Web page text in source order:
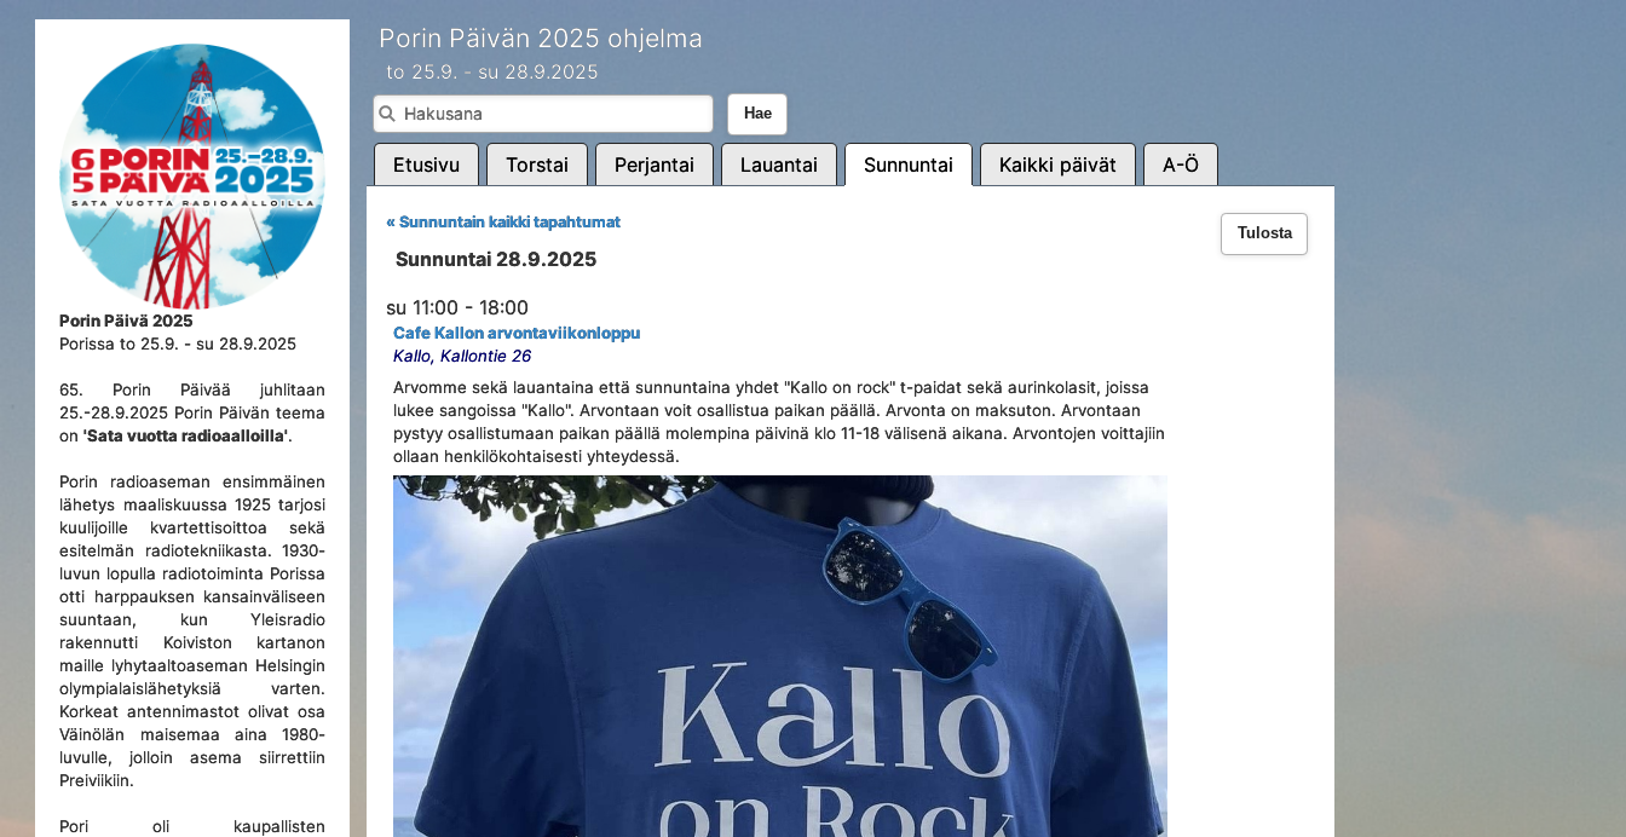
Porin Päivä 2025
Porissa to 25.9. - su 28.9.2025
65. Porin Päivää juhlitaan
25.-28.9.2025 Porin Päivän teema
on'Sata vuotta radioaalloilla'.
Porin radioaseman ensimmäinen
lähetys maaliskuussa 1925 tarjosi
kuulijoille kvartettisoittoa sekä
esitelmän radiotekniikasta. 1930-
luvun lopulla radiotoiminta Porissa
otti harppauksen kansainväliseen
suuntaan, kun Yleisradio
rakennutti Koiviston kartanon
maille lyhytaaltoaseman Helsingin
olympialaislähetyksiä varten.
Korkeat antennimastot olivat osa
Väinölän maisemaa aina 1980-
luvulle, jolloin asema siirrettiin
Preiviikiin.
Pori oli kaupallisten
Porin Päivän 2025 ohjelma
to 25.9. - su 28.9.2025
Hae
Etusivu Torstai Perjantai Lauantai Sunnuntai Kaikki päivät A-Ö
Tulosta
« Sunnuntain kaikki tapahtumat
Sunnuntai 28.9.2025
su 11:00 - 18:00
Cafe Kallon arvontaviikonloppu
Kallo, Kallontie 26
Arvomme sekä lauantaina että sunnuntaina yhdet "Kallo on rock" t-paidat sekä aurinkolasit, joissa
lukee sangoissa "Kallo". Arvontaan voit osallistua paikan päällä. Arvonta on maksuton. Arvontaan
pystyy osallistumaan paikan päällä molempina päivinä klo 11-18 välisenä aikana. Arvontojen voittajiin
ollaan henkilökohtaisesti yhteydessä.